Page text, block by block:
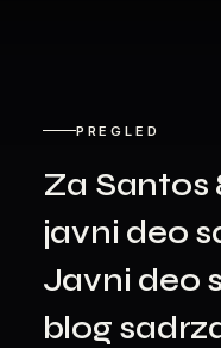
PREGLED
Za Santos
javni deo
Javni deo
blog